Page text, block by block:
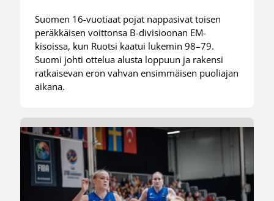
Suomen 16-vuotiaat pojat nappasivat toisen
peräkkäisen voittonsa B-divisioonan EM-
kisoissa, kun Ruotsi kaatui lukemin 98–79.
Suomi johti ottelua alusta loppuun ja rakensi
ratkaisevan eron vahvan ensimmäisen puoliajan
aikana.